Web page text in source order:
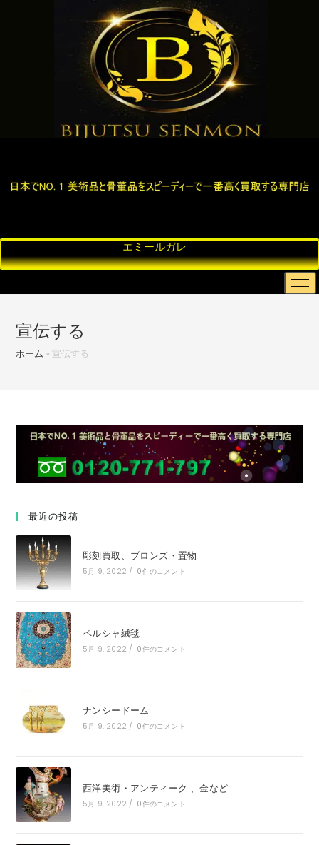
エ ミ ールガレ
ナ ン シードー
ペ ル シャ絨毯
西 洋 美術・ア
彫 刻 買取、ブ
骨 董 品・古美
宣伝する
ホーム »宣伝する
最近の投稿
彫刻買取、ブロンズ・置物
5月 9, 2022 / 0件のコメント
ペルシャ絨毯
5月 9, 2022 / 0件のコメント
ナンシードーム
5月 9, 2022 / 0件のコメント
西洋美術・アンティーク 、金など
5月 9, 2022 / 0件のコメント